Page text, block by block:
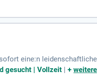
eine:n
Schweinefleisch.
gesucht | Vollzeit |+